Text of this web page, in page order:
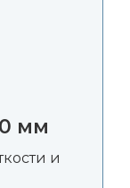
мм
и